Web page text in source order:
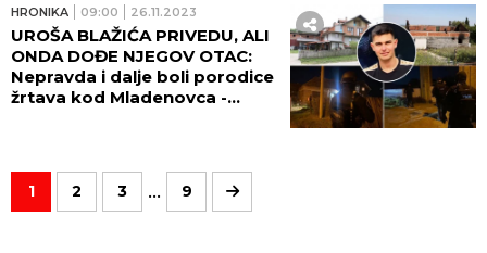
TROVANJE! DEČKO U ŠOKU
HRONIKA 09:00 26.11.2023
UROŠA BLAŽIĆA PRIVEDU, ALI
ONDA DOĐE NJEGOV OTAC:
Nepravda i dalje boli porodice
žrtava kod Mladenovca -
1 2 3 ... 9